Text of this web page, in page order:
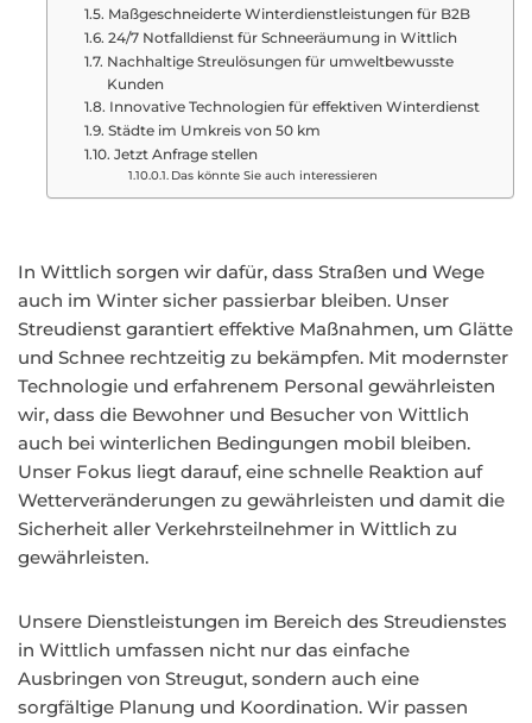
Maßgeschneiderte Winterdienstleistungen für B2B
24/7 Notfalldienst für Schneeräumung in Wittlich
Nachhaltige Streulösungen für umweltbewusste
Kunden
Innovative Technologien für effektiven Winterdienst
Städte im Umkreis von 50 km
Jetzt Anfrage stellen
Das könnte Sie auch interessieren
In Wittlich sorgen wir dafür, dass Straßen und Wege
auch im Winter sicher passierbar bleiben. Unser
Streudienst garantiert effektive Maßnahmen, um Glätte
und Schnee rechtzeitig zu bekämpfen. Mit modernster
Technologie und erfahrenem Personal gewährleisten
wir, dass die Bewohner und Besucher von Wittlich
auch bei winterlichen Bedingungen mobil bleiben.
Unser Fokus liegt darauf, eine schnelle Reaktion auf
Wetterveränderungen zu gewährleisten und damit die
Sicherheit aller Verkehrsteilnehmer in Wittlich zu
gewährleisten.
Unsere Dienstleistungen im Bereich des Streudienstes
in Wittlich umfassen nicht nur das einfache
Ausbringen von Streugut, sondern auch eine
sorgfältige Planung und Koordination. Wir passen